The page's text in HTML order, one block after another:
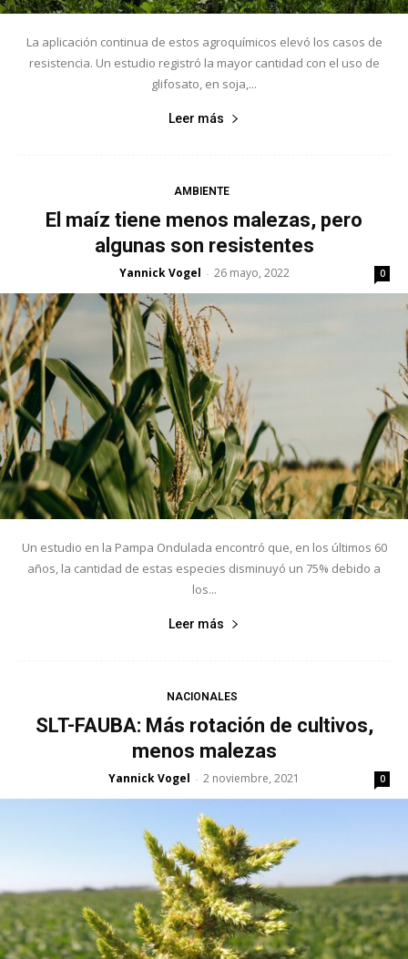
La aplicación continua de estos agroquímicos elevó los casos de
resistencia. Un estudio registró la mayor cantidad con el uso de
glifosato, en soja,...
Leer más
AMBIENTE
El maíz tiene menos malezas, pero
algunas son resistentes
Yannick Vogel - 26 mayo, 2022 0
Un estudio en la Pampa Ondulada encontró que, en los últimos 60
años, la cantidad de estas especies disminuyó un 75% debido a
los...
Leer más
NACIONALES
SLT-FAUBA: Más rotación de cultivos,
menos malezas
Yannick Vogel - 2 noviembre, 2021 0